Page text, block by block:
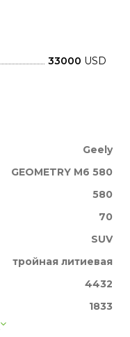
33000 USD
Geely
GEOMETRY M6 580
580
70
SUV
тройная литиевая
4432
1833